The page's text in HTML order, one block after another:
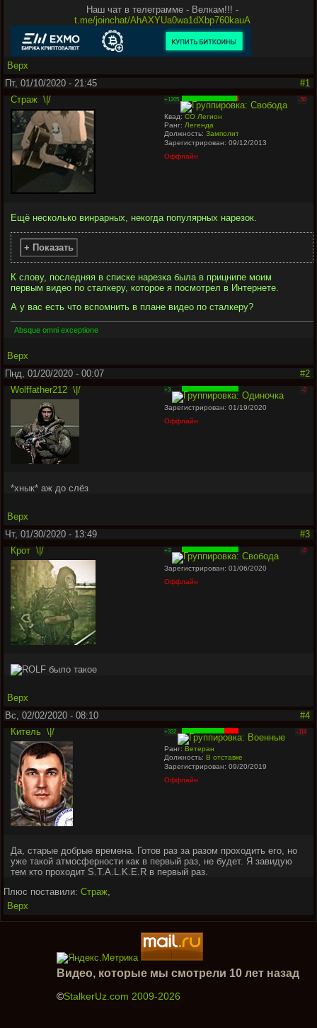
Наш чат в телеграмме - Велкам!!! -
t.me/joinchat/AhAXYUa0wa1dXbp760kauA
Верх
Пт, 01/10/2020 - 21:45
#1
Страж \|/ +1205 -50
Квад:СО Легион
Ранг: Легенда
Должность:Замполит
Зарегистрирован: 09/12/2013
Оффлайн
Ещё несколько винрарных, некогда популярных нарезок.
+ Показать
К слову, последняя в списке нарезка была в прицнипе моим
первым видео по сталкеру, которое я посмотрел в Интернете.
А у вас есть что вспомнить в плане видео по сталкеру?
Absque omni exceptione
Верх
Пнд, 01/20/2020 - 00:07
#2
Wolffather212 \|/ +3 -0
Зарегистрирован: 01/19/2020
Оффлайн
*хнык* аж до слёз
Верх
Чт, 01/30/2020 - 13:49
#3
Крот \|/ +3 -0
Зарегистрирован: 01/06/2020
Оффлайн
было такое
Верх
Вс, 02/02/2020 - 08:10
#4
Китель \|/ +332 -114
Ранг:Ветеран
Должность:В отставке
Зарегистрирован: 09/20/2019
Оффлайн
Да, старые добрые времена. Готов раз за разом проходить его, но
уже такой атмосферности как в первый раз, не будет. Я завидую
тем кто проходит S.T.A.L.K.E.R в первый раз.
Плюс поставили: Страж
Верх
Видео, которые мы смотрели 10 лет назад
©StalkerUz.com 2009-2026